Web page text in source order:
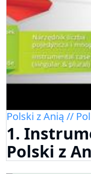
Polski z Anią //
1.
Polski z